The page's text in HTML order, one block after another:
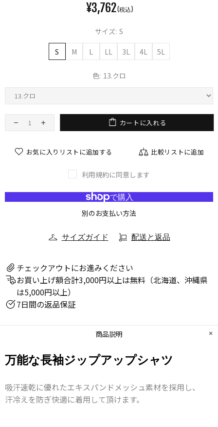
¥3,762
サイズ: S
S M L LL 3L 4L 5L
色: 13.クロ
カートに入れる
お気に入りリストに追加する 比較リストに追加
利用規約に同意します
別のお支払い方法
サイズガイド 配送と返品
チェックアウトにお進みください
お買い上げ額合計3,000円以上は無料（北海道、沖縄県
は5,000円以上）
7日間の返品保証
商品説明
万能な長袖ジップアップシャツ
吸汗速乾に優れたエキスパンドメッシュ素材を採用し、
汗冷えを防ぎ快適に着用して頂けます。